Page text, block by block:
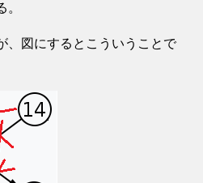
、図にするとこういうことで